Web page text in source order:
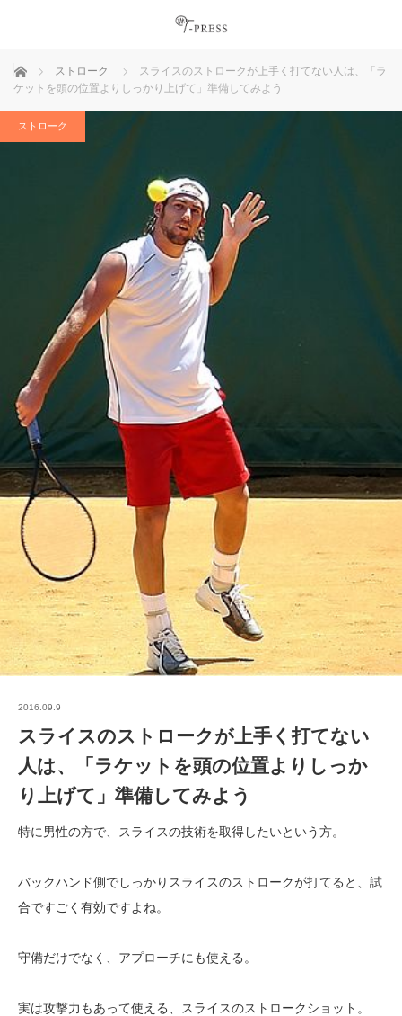
ホーム ストローク
スライスのストロークが上手く打てない人は、「ラ
ケットを頭の位置よりしっかり上げて」準備してみよう
ストローク
2016.09.9
スライスのストロークが上手く打てない
人は、「ラケットを頭の位置よりしっか
り上げて」準備してみよう
特に男性の方で、スライスの技術を取得したいという方。
バックハンド側でしっかりスライスのストロークが打てると、試
合ですごく有効ですよね。
守備だけでなく、アプローチにも使える。
実は攻撃力もあって使える、スライスのストロークショット。